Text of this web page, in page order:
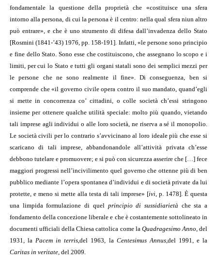
fondamentale la questione della proprietà che «costituisce una sfera
intorno alla persona, di cui la persona è il centro: nella qual sfera niun altro
può entrare», e che è uno strumento di difesa dall’invadenza dello Stato
[Rosmini (1841-’43) 1976, pp. 158-191]. Infatti, «le persone sono principio
e fine dello Stato. Sono esse che costituiscono, che assegnano lo scopo e i
limiti, per cui lo Stato e tutti gli organi statali sono dei semplici mezzi per
le persone che ne sono realmente il fine». Di conseguenza, ben si
comprende che «il governo civile opera contro il suo mandato, quand’egli
si mette in concorrenza co’ cittadini, o colle società ch’essi stringono
insieme per ottenere qualche utilità speciale: molto più quando, vietando
tali imprese agli individui o alle loro società, ne riserva a sé il monopolio.
Le società civili per lo contrario s’avvicinano al loro ideale più che esse si
scaricano di tali imprese, abbandonandole all’attività privata ch’esse
debbono tutelare e promuovere; e si può con sicurezza asserire che […] fece
maggiori progressi nell’incivilimento quel governo che ottenne più di ben
pubblico mediante l’opera spontanea d’individui e di società private da lui
protette, e meno si mette alla testa di tali imprese» [ivi , p. 1478]. È questa
una limpida formulazione di quel principio di sussidiarietà che sta a
fondamento della concezione liberale e che è costantemente sottolineato in
documenti ufficiali della Chiesa cattolica come la Quadragesimo Anno , del
1931, la Pacem in terris ,del 1963, la Centesimus Annus, del 1991, e la
Caritas in veritate , del 2009.